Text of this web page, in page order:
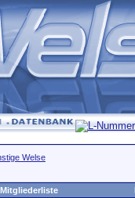
Welse
Mitgliederliste